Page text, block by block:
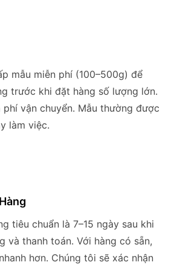
mẫu miễn phí (100–500g) để
trước khi đặt hàng số lượng lớn.
vận chuyển. Mẫu thường được
làm việc.
tiêu chuẩn là 7–15 ngày sau khi
và thanh toán. Với hàng có sẵn,
hơn. Chúng tôi sẽ xác nhận